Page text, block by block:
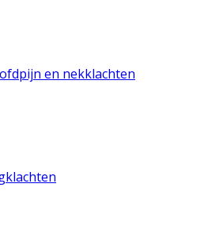
en nekklachten